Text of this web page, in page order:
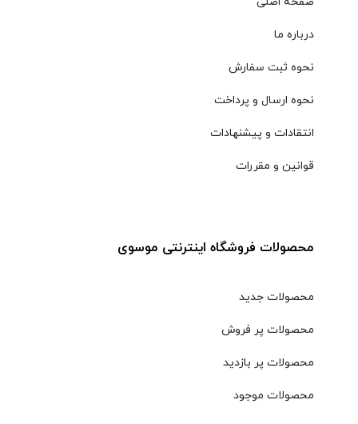
درباره ما
نحوه ثبت سفارش
نحوه ارسال و پرداخت
انتقادات و پیشنهادات
قوانین و مقررات
محصولات فروشگاه اینترنتی موسوی
محصولات جدید
محصولات پر فروش
محصولات پر بازدید
محصولات موجود